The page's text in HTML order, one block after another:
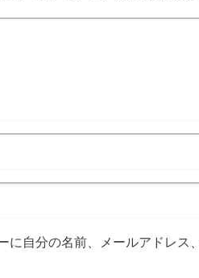
自分の名前、メールアドレス